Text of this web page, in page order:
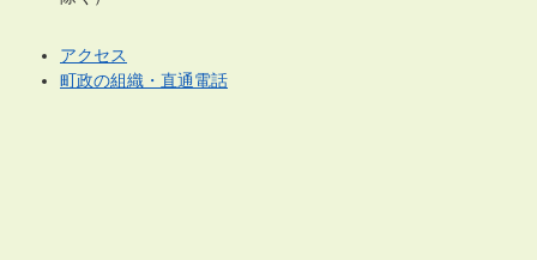
アクセス
町政の組織・直通電話